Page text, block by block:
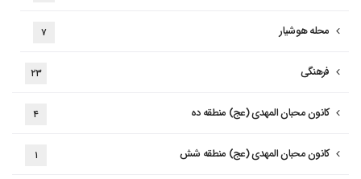
محله هوشیار ۷
فرهنگی ۲۳
کانون محبان المهدی (عج) منطقه ده ۴
کانون محبان المهدی (عج) منطقه شش ۱